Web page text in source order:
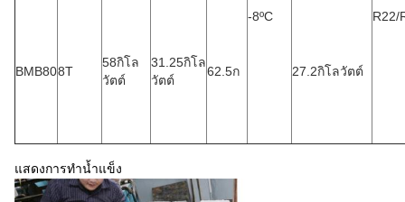
-8ºC R22/
BMB808T
58กิโล
วัตต์
31.25กิโล
วัตต์
62.5ก 27.2กิโลวัตต์
แสดงการทำน้ำแข็ง